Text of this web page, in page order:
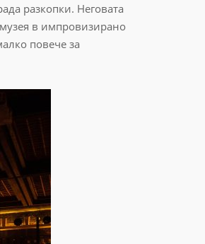
разкопки. Неговата
в импровизирано
повече за